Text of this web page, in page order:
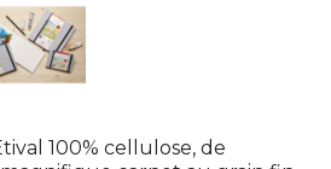
100% cellulose, de